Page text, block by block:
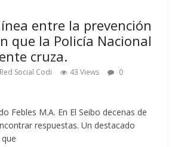
entre la prevención
que la Policía Nacional
cruza.
Red Social Codi 43 Views
0
Febles M.A. En El Seibo decenas de
respuestas. Un destacado